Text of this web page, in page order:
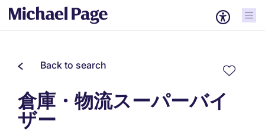
Back to search
倉庫・物流スーパーバイ
ザー